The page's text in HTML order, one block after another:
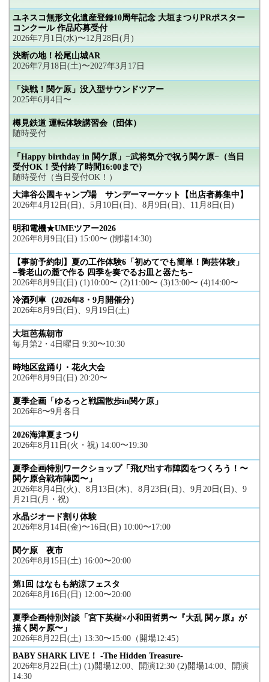
ユネスコ無形文化遺産登録10周年記念 大垣まつりPRポスター
コンクール 作品応募受付
2026年7月1日(水)〜12月28日(月)
決断の地！松尾山城AR
2026年7月18日(土)〜2027年3月17日
「決戦！関ケ原」没入型サウンドツアー
2025年6月4日〜
樽見鉄道 運転体験講習会（団体）
随時受付
「Happy birthday in 関ケ原」−武将気分で祝う関ケ原−（当日
受付OK！受付終了時間16:00まで）
随時受付（当日受付OK！）
大津谷公園キャンプ場 サンデーマーケット【出店者募集中】
2026年4月12日(日)、5月10日(日)、8月9日(日)、11月8日(日)
明和電機★UMEツアー2026
2026年8月9日(日) 15:00〜 (開場14:30)
【事前予約制】夏の工作体験6「初めてでも簡単！陶芸体験」
−養老山の麓で作る 四季を奏でるお皿と器たち−
2026年8月9日(日) (1)10:00〜 (2)11:00〜 (3)13:00〜 (4)14:00〜
冷酒列車（2026年8・9月開催分）
2026年8月9日(日)、9月19日(土)
大垣芭蕉朝市
毎月第2・4日曜日 9:30〜10:30
時地区盆踊り・花火大会
2026年8月9日(日) 20:20〜
夏季企画「ゆるっと戦国散歩in関ケ原」
2026年8〜9月各日
2026海津夏まつり
2026年8月11日(火・祝) 14:00〜19:30
夏季企画特別ワークショップ「飛び出す布陣図をつくろう！〜
関ケ原合戦布陣図〜」
2026年8月4日(火)、8月13日(木)、8月23日(日)、9月20日(日)、9
月21日(月・祝)
水晶ジオード割り体験
2026年8月14日(金)〜16日(日) 10:00〜17:00
関ケ原 夜市
2026年8月15日(土) 16:00〜20:00
第1回 はなもも納涼フェスタ
2026年8月16日(日) 12:00〜20:00
夏季企画特別対談「宮下英樹×小和田哲男〜『大乱 関ヶ原』が
描く関ヶ原〜」
2026年8月22日(土) 13:30〜15:00（開場12:45）
BABY SHARK LIVE！ -The Hidden Treasure-
2026年8月22日(土) (1)開場12:00、開演12:30 (2)開場14:00、開演
14:30